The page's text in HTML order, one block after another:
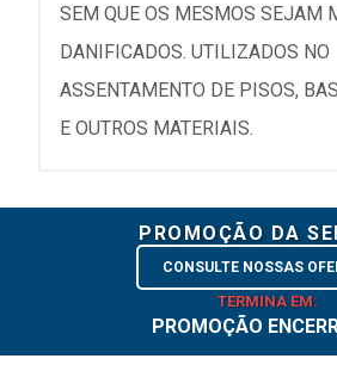
SEM QUE OS MESMOS SEJAM
DANIFICADOS. UTILIZADOS NO
ASSENTAMENTO DE PISOS,
E OUTROS MATERIAIS.
PROMOÇÃO DA
CONSULTE NOSSAS
TERMINA EM:
PROMOÇÃO